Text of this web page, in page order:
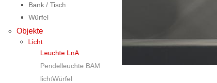
Bank / Tisch
Würfel
Objekte
Licht
Leuchte LnA
Pendelleuchte BAM
lichtWürfel